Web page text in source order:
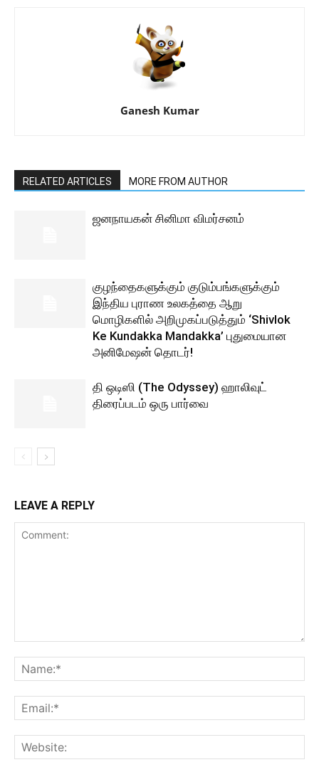
Ganesh Kumar
RELATED ARTICLES MORE FROM AUTHOR
ஜனநாயகன் சினிமா விமர்சனம்
குழந்தைகளுக்கும் குடும்பங்களுக்கும்
இந்திய புராண உலகத்தை ஆறு
மொழிகளில் அறிமுகப்படுத்தும் ‘Shivlok
Ke Kundakka Mandakka’ புதுமையான
அனிமேஷன் தொடர்!
தி ஒடிஸி (The Odyssey) ஹாலிவுட்
திரைப்படம் ஒரு பார்வை
LEAVE A REPLY